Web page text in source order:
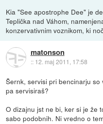
Kia "See apostrophe Dee" je
Teplička nad Váhom,
konzervativnim voznikom, ki
matonson
:: 12. maj 2011, 17:58
Šernk, servisi pri bencinarju
pa servisiraš?
O dizajnu jst ne bi, ker si je že
sabo podobnih. Ni vredno o